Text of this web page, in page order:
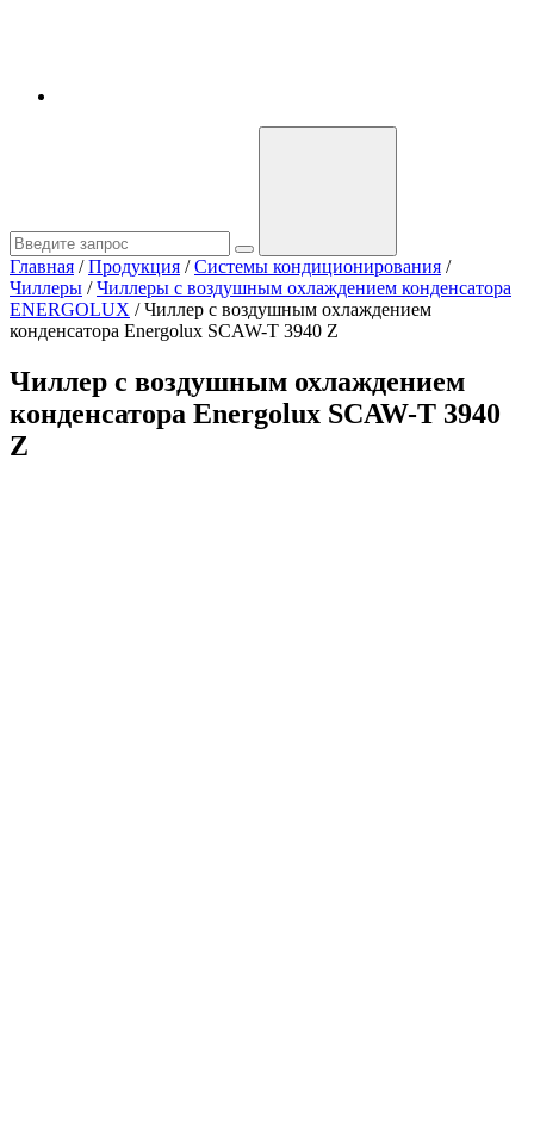
Главная / Продукция / Системы кондиционирования /
Чиллеры / Чиллеры с воздушным охлаждением конденсатора
ENERGOLUX /Чиллер с воздушным охлаждением
конденсатора Energolux SCAW-T 3940 Z
Чиллер с воздушным охлаждением
конденсатора Energolux SCAW-T 3940
Z